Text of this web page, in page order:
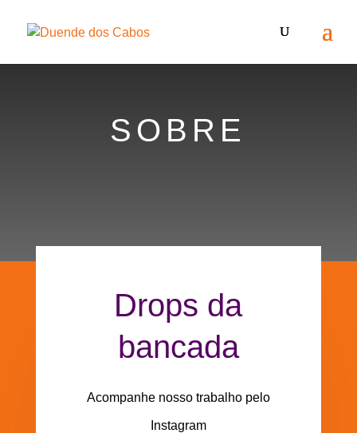
SOBRE
Drops da
bancada
Acompanhe nosso trabalho pelo
Instagram